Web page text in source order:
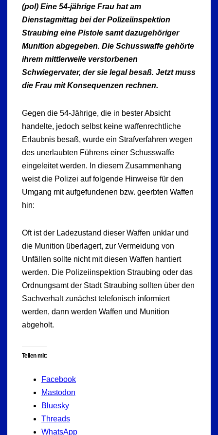
(pol) Eine 54-jährige Frau hat am
Dienstagmittag bei der Polizeiinspektion
Straubing eine Pistole samt dazugehöriger
Munition abgegeben. Die Schusswaffe gehörte
ihrem mittlerweile verstorbenen
Schwiegervater, der sie legal besaß. Jetzt muss
die Frau mit Konsequenzen rechnen.
Gegen die 54-Jährige, die in bester Absicht
handelte, jedoch selbst keine waffenrechtliche
Erlaubnis besaß, wurde ein Strafverfahren wegen
des unerlaubten Führens einer Schusswaffe
eingeleitet werden. In diesem Zusammenhang
weist die Polizei auf folgende Hinweise für den
Umgang mit aufgefundenen bzw. geerbten Waffen
hin:
Oft ist der Ladezustand dieser Waffen unklar und
die Munition überlagert, zur Vermeidung von
Unfällen sollte nicht mit diesen Waffen hantiert
werden. Die Polizeiinspektion Straubing oder das
Ordnungsamt der Stadt Straubing sollten über den
Sachverhalt zunächst telefonisch informiert
werden, dann werden Waffen und Munition
abgeholt.
Teilen mit:
Facebook
Mastodon
Bluesky
Threads
WhatsApp